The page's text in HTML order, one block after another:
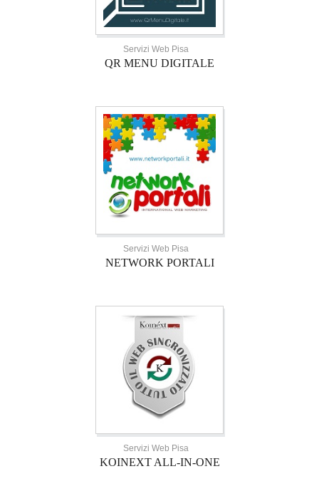
Servizi Web Pisa
QR MENU DIGITALE
Servizi Web Pisa
NETWORK PORTALI
Servizi Web Pisa
KOINEXT ALL-IN-ONE